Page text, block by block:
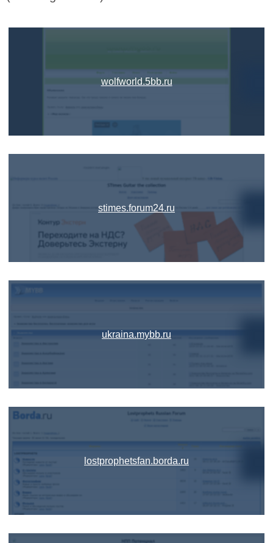
wolfworld.5bb.ru
stimes.forum24.ru
ukraina.mybb.ru
lostprophetsfan.borda.ru